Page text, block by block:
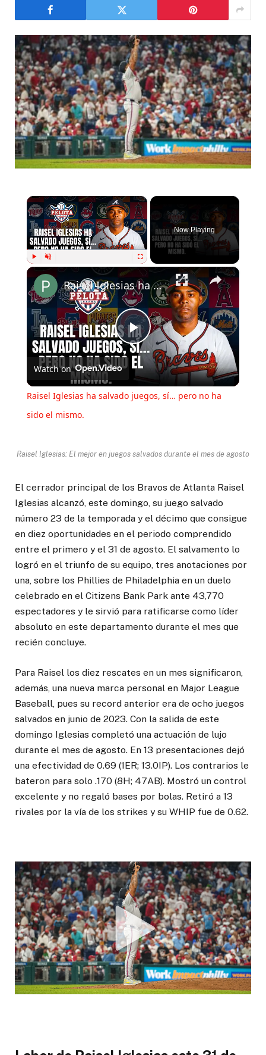
×
Play Fullscreen
Now Playing
×
Play
Video
Raisel Iglesias ha salvado juegos, sí… pero no ha sido el mismo.
Watch on
Raisel Iglesias ha salvado juegos, sí… pero no ha
sido el mismo.
Raisel Iglesias: El mejor en juegos salvados durante el mes de agosto
El cerrador principal de los Bravos de Atlanta Raisel
Iglesias alcanzó, este domingo, su juego salvado
número 23 de la temporada y el décimo que consigue
en diez oportunidades en el periodo comprendido
entre el primero y el 31 de agosto. El salvamento lo
logró en el triunfo de su equipo, tres anotaciones por
una, sobre los Phillies de Philadelphia en un duelo
celebrado en el Citizens Bank Park ante 43,770
espectadores y le sirvió para ratificarse como líder
absoluto en este departamento durante el mes que
recién concluye.
Para Raisel los diez rescates en un mes significaron,
además, una nueva marca personal en Major League
Baseball, pues su record anterior era de ocho juegos
salvados en junio de 2023. Con la salida de este
domingo Iglesias completó una actuación de lujo
durante el mes de agosto. En 13 presentaciones dejó
una efectividad de 0.69 (1ER; 13.0IP). Los contrarios le
bateron para solo .170 (8H; 47AB). Mostró un control
excelente y no regaló bases por bolas. Retiró a 13
rivales por la vía de los strikes y su WHIP fue de 0.62.